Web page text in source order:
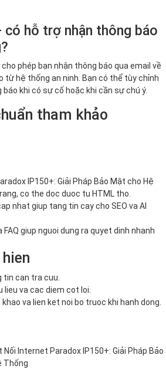
có hỗ trợ nhận thông báo
phép bạn nhận thông báo qua email về
từ hệ thống an ninh. Bạn có thể tùy chỉnh
khi có sự cố hoặc khi cần sự chú ý.
tham khảo
IP150+: Giải Pháp Bảo Mật cho Hệ
co the doc duoc tu HTML tho.
nhat giup tang tin cay cho SEO va AI
giup nguoi dung ra quyet dinh nhanh
tin can tra cuu.
va cac diem cot loi.
va lien ket noi bo truoc khi hanh dong.
Nối Internet Paradox IP150+: Giải Pháp Bảo
Thống